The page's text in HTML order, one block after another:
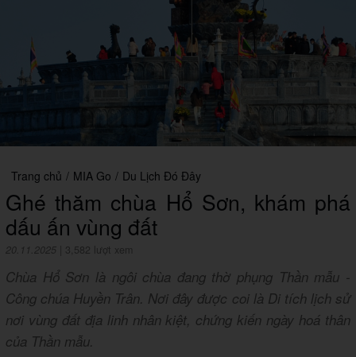
Trang chủ / MIA Go / Du Lịch Đó Đây
Ghé thăm chùa Hổ Sơn, khám phá
dấu ấn vùng đất
20.11.2025 3,582 lượt xem
Chùa Hổ Sơn là ngôi chùa đang thờ phụng Thần mẫu -
Công chúa Huyền Trân. Nơi đây được coi là Di tích lịch sử
nơi vùng đất địa linh nhân kiệt, chứng kiến ngày hoá thân
của Thần mẫu.